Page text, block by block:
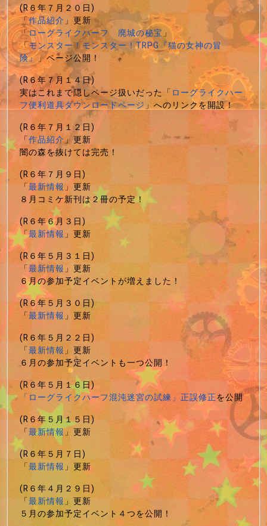
(R６年７月２０日)
「作品紹介」更新
「ローグライクハーフ 廃城の秘宝」
「モンスター！モンスター！TRPG『猫の女神の冒
険』」ページ公開！
(R６年７月１４日)
実はこれまで隠しページ扱いだった「ローグライクハー
フ便利道具ダウンロードページ」へのリンクを開設！
(R６年７月１２日)
「作品紹介」更新
闇の森を抜けては完売！
(R６年７月９日)
「最新情報」更新
８月コミケ新刊は２冊の予定！
(R６年６月３日)
「最新情報」更新
(R６年５月３１日)
「最新情報」更新
６月の参加予定イベントが増えました！
(R６年５月３０日)
「最新情報」更新
(R６年５月２２日)
「最新情報」更新
６月の参加予定イベントも一つ公開！
(R６年５月１６日)
「ローグライクハーフ混沌迷宮の試練」正誤修正を公開
(R６年５月１５日)
「最新情報」更新
(R６年５月７日)
「最新情報」更新
(R６年４月２９日)
「最新情報」更新
５月の参加予定イベント４つを公開！